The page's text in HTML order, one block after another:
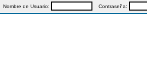
Nombre de Usuario: Contraseña: